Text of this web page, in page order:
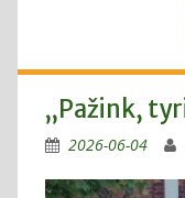
„Pažink,
2026-06-04